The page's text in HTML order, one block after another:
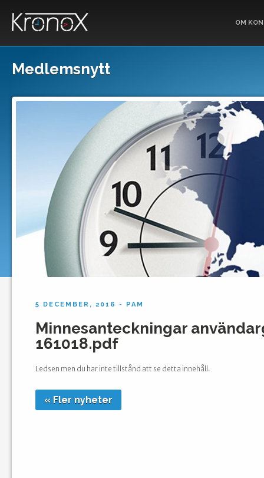
OM
Medlemsnytt
5 DECEMBER, 2016 - PAM
Minnesanteckningar
161018.pdf
Ledsen men du har inte tillstånd att se detta innehåll.
« Fler nyheter